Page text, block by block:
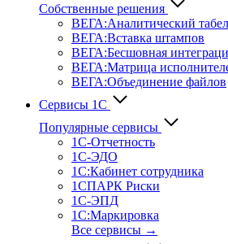
Собственные решения
ВЕГА:Аналитичес­кий
ВЕГА:Вставка штампов
ВЕГА:Бесшовная
ВЕГА:Матрица
ВЕГА:Объединение файлов
Сервисы 1С
Популярные сервисы
1С-Отчет­ность
1С-ЭДО
1С:Кабинет сотрудника
1СПАРК Риски
1С-ЭПД
1С:Маркировка
Все сервисы →